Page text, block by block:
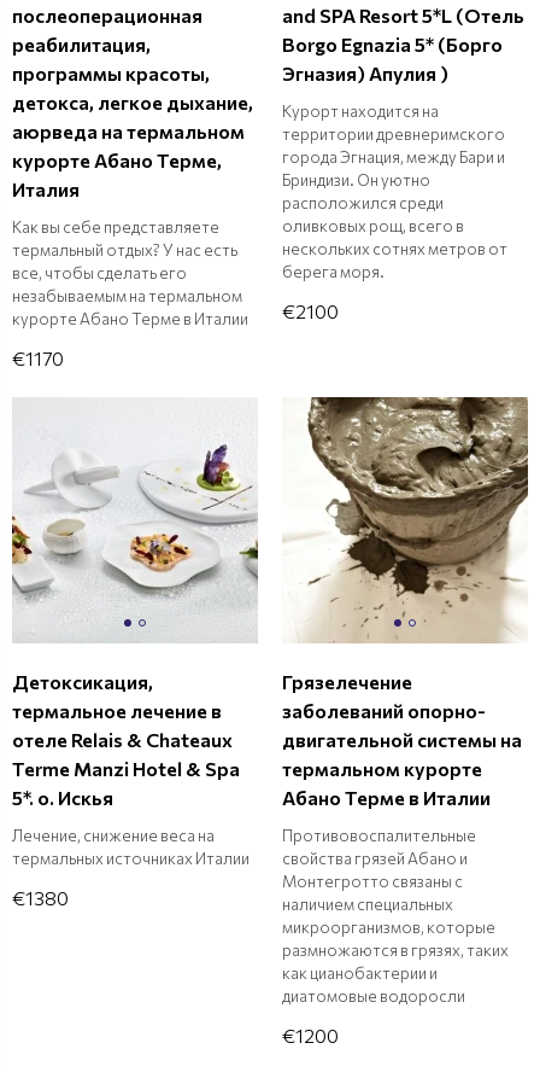
послеоперационная
реабилитация,
программы красоты,
детокса, легкое дыхание,
аюрведа на термальном
курорте Абано Терме,
Италия
Как вы себе представляете
термальный отдых? У нас есть
все, чтобы сделать его
незабываемым на термальном
курорте Абано Терме в Италии
€1170
and SPA Resort 5*L (Отель
Borgo Egnazia 5* (Борго
Эгназия) Апулия )
Курорт находится на
территории древнеримского
города Эгнация, между Бари и
Бриндизи. Он уютно
расположился среди
оливковых рощ, всего в
нескольких сотнях метров от
берега моря.
€2100
Детоксикация,
термальное лечение в
отеле Relais & Chateaux
Terme Manzi Hotel & Spa
5*. о. Искья
Лечение, снижение веса на
термальных источниках Италии
€1380
Грязелечение
заболеваний опорно-
двигательной системы на
термальном курорте
Абано Терме в Италии
Противовоспалительные
свойства грязей Абано и
Монтегротто связаны с
наличием специальных
микроорганизмов, которые
размножаются в грязях, таких
как цианобактерии и
диатомовые водоросли
€1200